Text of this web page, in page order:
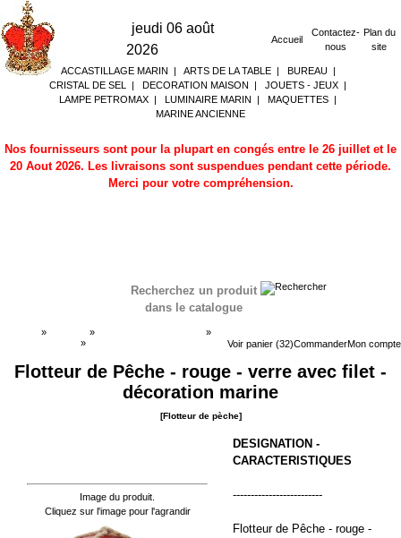
jeudi 06 août
2026
Accueil
Contactez-
nous
Plan du
site
ACCASTILLAGE MARIN | ARTS DE LA TABLE| BUREAU|
CRISTAL DE SEL
| DECORATION MAISON | JOUETS - JEUX |
LAMPE PETROMAX | LUMINAIRE MARIN | MAQUETTES |
MARINE ANCIENNE
Nos fournisseurs sont pour la plupart en congés entre le 26 juillet et le
20 Aout 2026. Les livraisons sont suspendues pendant cette période.
Merci pour votre compréhension.
Recherchez un produit
dans le catalogue
Voir panier (32)CommanderMon compte
» »
»
»
Flotteur de Pêche - rouge - verre avec filet -
décoration marine
[Flotteur de pèche]
Image du produit.
Cliquez sur l'image pour l'agrandir
DESIGNATION -
CARACTERISTIQUES
-------------------------
Flotteur de Pêche - rouge -